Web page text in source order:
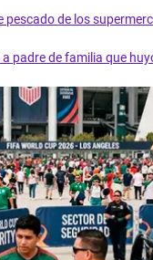
pescado de los
padre de familia que